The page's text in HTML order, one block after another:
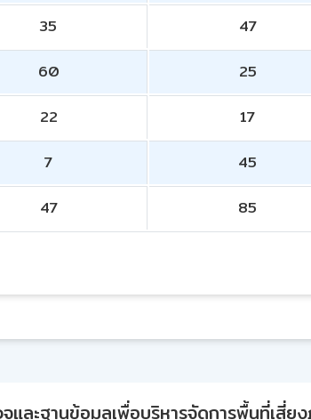
35 47
60 25
22 17
7 45
47 85
และฐานข้อมูลเพื่อบริหารจัดการพื้นที่เสี่ย